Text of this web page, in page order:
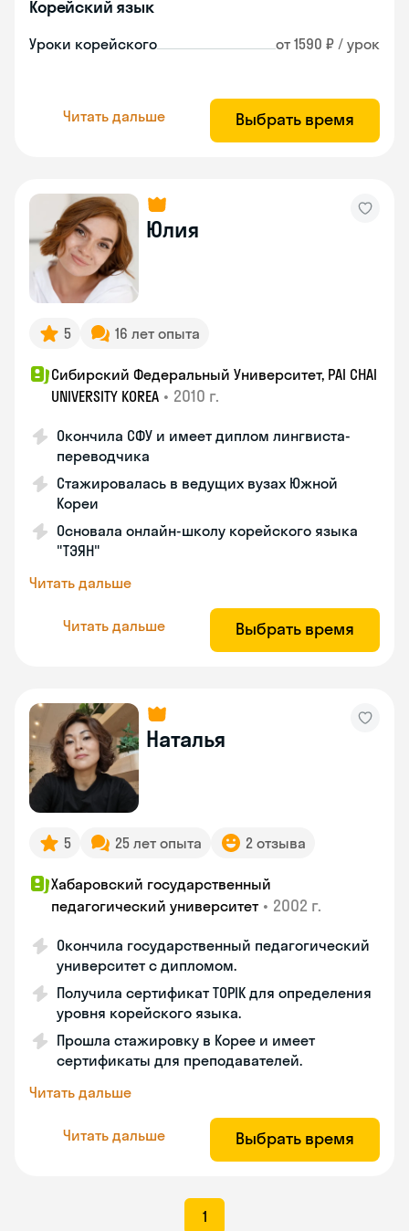
Корейский язык
Уроки корейского от 1590 ₽ / урок
Читать дальше Выбрать время
Юлия
5 16 лет опыта
Сибирский Федеральный Университет, PAI CHAI
UNIVERSITY KOREA • 2010 г.
Окончила СФУ и имеет диплом лингвиста-
переводчика
Стажировалась в ведущих вузах Южной
Кореи
Основала онлайн-школу корейского языка
"ТЭЯН"
Читать дальше
Читать дальше Выбрать время
Наталья
5 25 лет опыта 2 отзыва
Хабаровский государственный
педагогический университет • 2002 г.
Окончила государственный педагогический
университет с дипломом.
Получила сертификат TOPIK для определения
уровня корейского языка.
Прошла стажировку в Корее и имеет
сертификаты для преподавателей.
Читать дальше
Читать дальше Выбрать время
1